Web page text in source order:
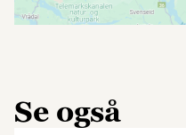
Se også